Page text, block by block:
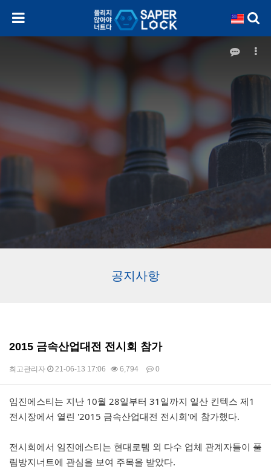
공지사항
2015 금속산업대전 전시회 참가
최고관리자 21-06-13 17:06 6,794 0
본문
임진에스티는 지난 10월 28일부터 31일까지 일산 킨텍스 제1
전시장에서 열린 '2015 금속산업대전 전시회'에 참가했다.
전시회에서 임진에스티는 현대로템 외 다수 업체 관계자들이 풀
림방지너트에 관심을 보여 주목을 받았다.